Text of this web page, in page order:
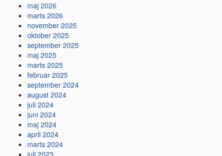
maj 2026
marts 2026
november 2025
oktober 2025
september 2025
maj 2025
marts 2025
februar 2025
september 2024
august 2024
juli 2024
juni 2024
maj 2024
april 2024
marts 2024